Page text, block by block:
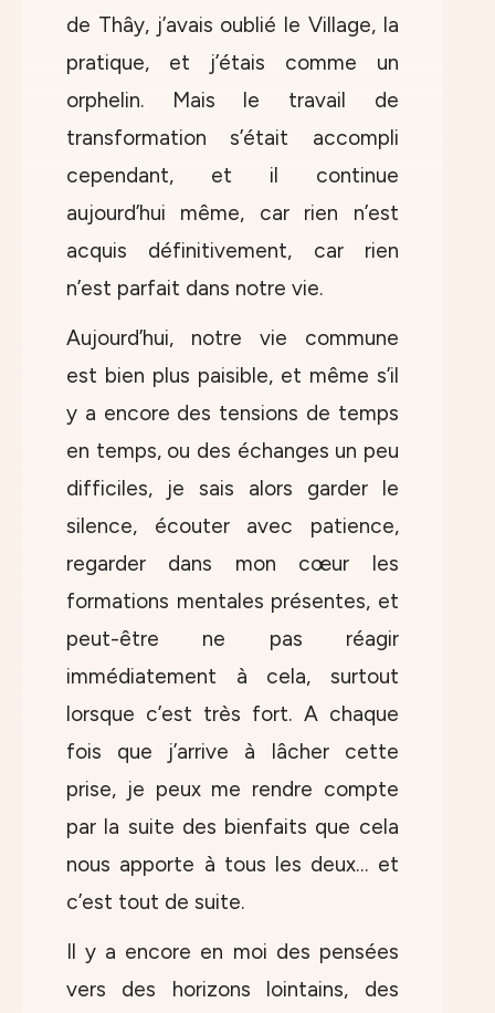
de Thây, j’avais oublié le Village, la
pratique, et j’étais comme un
orphelin. Mais le travail de
transformation s’était accompli
cependant, et il continue
aujourd’hui même, car rien n’est
acquis définitivement, car rien
n’est parfait dans notre vie.
Aujourd’hui, notre vie commune
est bien plus paisible, et même s’il
y a encore des tensions de temps
en temps, ou des échanges un peu
difficiles, je sais alors garder le
silence, écouter avec patience,
regarder dans mon cœur les
formations mentales présentes, et
peut-être ne pas réagir
immédiatement à cela, surtout
lorsque c’est très fort. A chaque
fois que j’arrive à lâcher cette
prise, je peux me rendre compte
par la suite des bienfaits que cela
nous apporte à tous les deux… et
c’est tout de suite.
Il y a encore en moi des pensées
vers des horizons lointains, des